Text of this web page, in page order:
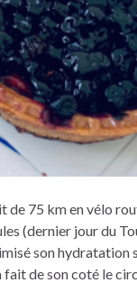
de 75 km en vélo
(dernier jour du
son hydratation
fait de son coté le